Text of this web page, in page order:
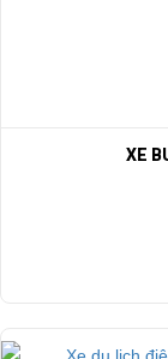
XE